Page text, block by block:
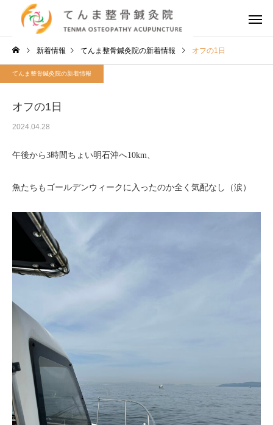
新着情報 てんま整骨鍼灸院の新着情報 オフの1日
てんま整骨鍼灸院の新着情報
オフの1日
2024.04.28
午後から3時間ちょい明石沖へ10km、
魚たちもゴールデンウィークに入ったのか全く気配なし（涙）